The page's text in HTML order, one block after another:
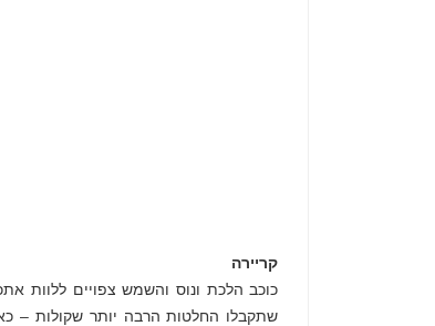
קריירה
כוכב הלכת ונוס והשמש צפויים ללוות
שתקבלו החלטות הרבה יותר שקולות –